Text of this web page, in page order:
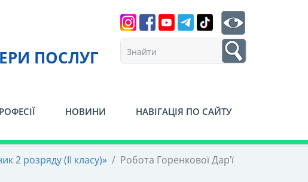
ПОСЛУГ 1
НОВИНИ НАВІГАЦІЯ ПО САЙТУ
2 розряду (ІІ класу)» / Робота Горенкової Дар’ї